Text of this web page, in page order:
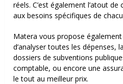
réels. C’est également l’atout
aux besoins spécifiques de
Matera vous propose
d’analyser toutes les dépenses,
dossiers de subventions
comptable,ou encore une
le tout au meilleur prix.